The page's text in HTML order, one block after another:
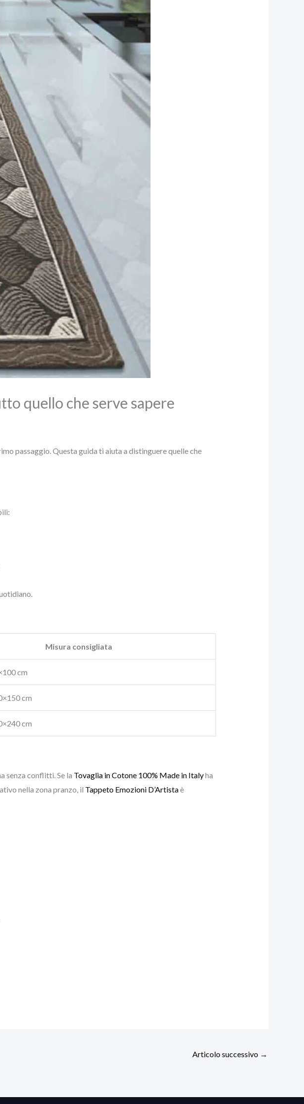
quello che serve sapere
passaggio. Questa guida ti aiuta a distinguere quelle che
Misura consigliata
cm
cm
cm
senza conflitti. Se la Tovaglia in Cotone 100% Made in Italyha
nella zona pranzo, il Tappeto Emozioni D’Artistaè
Articolo successivo →